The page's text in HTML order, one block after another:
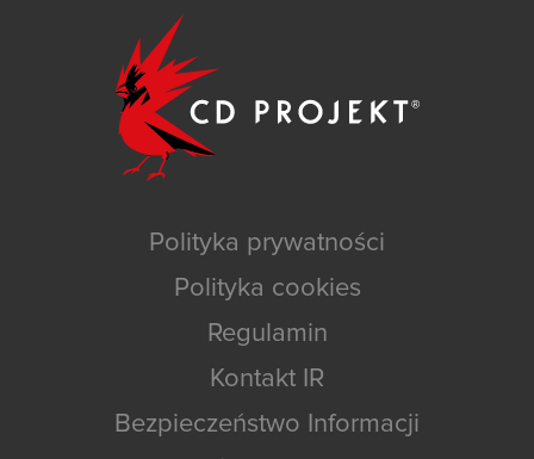
Polityka prywatności
Polityka cookies
Regulamin
Kontakt IR
Bezpieczeństwo Informacji